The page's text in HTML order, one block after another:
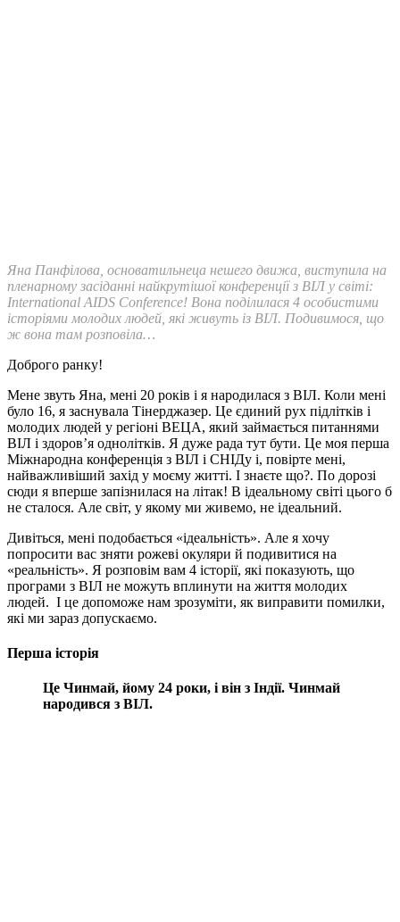
Яна Панфілова, основатильнеца нешего движа, виступила на
пленарному засіданні найкрутішої конференції з ВІЛ у світі:
International AIDS Conference! Вона поділилася 4 особистими
історіями молодих людей, які живуть із ВІЛ. Подивимося, що
ж вона там розповіла…
Доброго ранку!
Мене звуть Яна, мені 20 років і я народилася з ВІЛ. Коли мені
було 16, я заснувала Тінерджазер. Це єдиний рух підлітків і
молодих людей у регіоні ВЕЦА, який займається питаннями
ВІЛ і здоров’я однолітків. Я дуже рада тут бути. Це моя перша
Міжнародна конференція з ВІЛ і СНІДу і, повірте мені,
найважливіший захід у моєму житті. І знаєте що?. По дорозі
сюди я вперше запізнилася на літак! В ідеальному світі цього б
не сталося. Але світ, у якому ми живемо, не ідеальний.
Дивіться, мені подобається «ідеальність». Але я хочу
попросити вас зняти рожеві окуляри й подивитися на
«реальність». Я розповім вам 4 історії, які показують, що
програми з ВІЛ не можуть вплинути на життя молодих
людей. І це допоможе нам зрозуміти, як виправити помилки,
які ми зараз допускаємо.
Перша історія
Це Чинмай, йому 24 роки, і він з Індії. Чинмай
народився з ВІЛ.